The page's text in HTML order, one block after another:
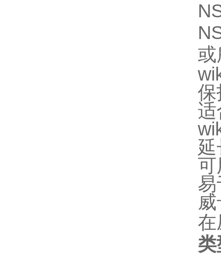
或
保
适
可
在
类